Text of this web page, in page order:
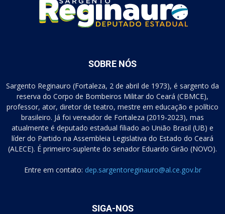
SOBRE NÓS
Sargento Reginauro (Fortaleza, 2 de abril de 1973), é sargento da
reserva do Corpo de Bombeiros Militar do Ceará (CBMCE),
professor, ator, diretor de teatro, mestre em educação e político
brasileiro. Já foi vereador de Fortaleza (2019-2023), mas
atualmente é deputado estadual filiado ao União Brasil (UB) e
líder do Partido na Assembleia Legislativa do Estado do Ceará
(ALECE). É primeiro-suplente do senador Eduardo Girão (NOVO).
Entre em contato: dep.sargentoreginauro@al.ce.gov.br
SIGA-NOS